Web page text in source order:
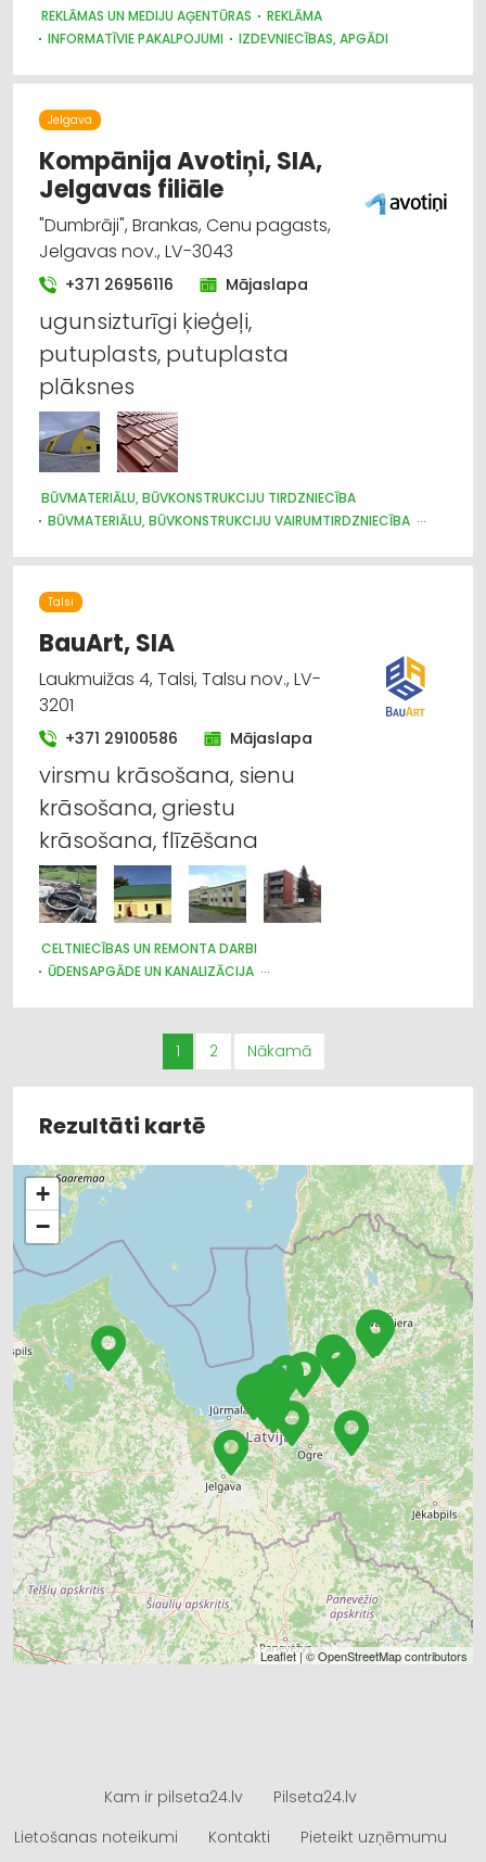
REKLĀMAS UN MEDIJU AĢENTŪRAS
REKLĀMA
INFORMATĪVIE PAKALPOJUMI
IZDEVNIECĪBAS, APGĀDI
Jelgava
Kompānija Avotiņi, SIA,
Jelgavas filiāle
"Dumbrāji", Brankas, Cenu pagasts,
Jelgavas nov., LV-3043
+371 26956116 Mājaslapa
ugunsizturīgi ķieģeļi,
putuplasts, putuplasta
plāksnes
BŪVMATERIĀLU, BŪVKONSTRUKCIJU TIRDZNIECĪBA
BŪVMATERIĀLU, BŪVKONSTRUKCIJU VAIRUMTIRDZNIECĪBA
JUMTU SEGUMI
METĀLIZSTRĀDĀJUMI
DURVIS, LOGI
METĀLA TIRDZNIECĪBA
INTERNETVEIKALI, E-KOMERCIJA
APDARES MATERIĀLI: TIRDZNIECĪBA
Talsi
BauArt, SIA
Laukmuižas 4, Talsi, Talsu nov., LV-
3201
+371 29100586 Mājaslapa
virsmu krāsošana, sienu
krāsošana, griestu
krāsošana, flīzēšana
CELTNIECĪBAS UN REMONTA DARBI
ŪDENSAPGĀDE UN KANALIZĀCIJA
1 2 Nākamā
Rezultāti kartē
+
−
Leaflet| ©OpenStreetMapcontributors
Kam ir pilseta24.lv
Pilseta24.lv
Lietošanas noteikumi
Kontakti Pieteikt uzņēmumu